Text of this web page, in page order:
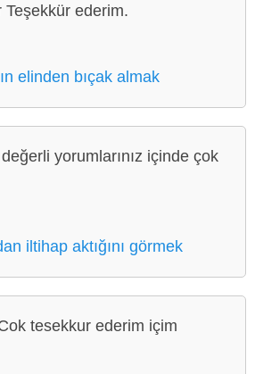
ederim.
elinden bıçak almak
yorumlarınız içinde çok
iltihap aktığını görmek
tesekkur ederim içim